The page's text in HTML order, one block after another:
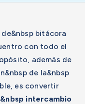
bitácora
con todo el
además de
de la&nbsp
es convertir
intercambio